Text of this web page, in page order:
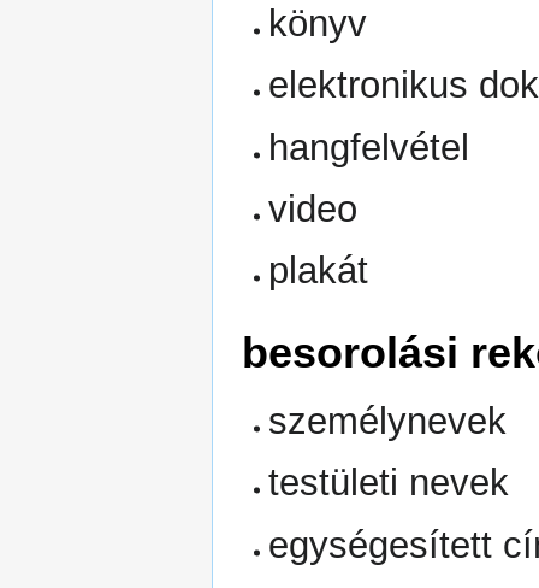
könyv
elektronikus
hangfelvétel
video
plakát
besorolási
személynevek
testületi nevek
egységesített